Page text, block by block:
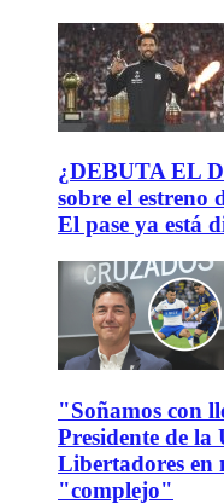
¿DEBUTA EL
sobre el estreno
El pase ya está
"Soñamos con
Presidente de
Libertadores en
"complejo"